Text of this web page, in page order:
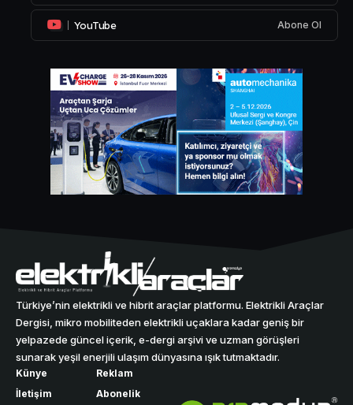
YouTube Abone Ol
Türkiye’nin elektrikli ve hibrit araçlar platformu. Elektrikli Araçlar
Dergisi, mikro mobiliteden elektrikli uçaklara kadar geniş bir
yelpazede güncel içerik, e-dergi arşivi ve uzman görüşleri
sunarak yeşil enerjili ulaşım dünyasına ışık tutmaktadır.
Künye
İletişim
Reklam
Abonelik